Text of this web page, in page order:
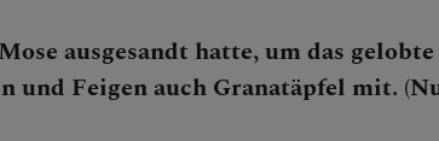
ausgesandt hatte, um das
und Feigen auch Granatäpfel mit.